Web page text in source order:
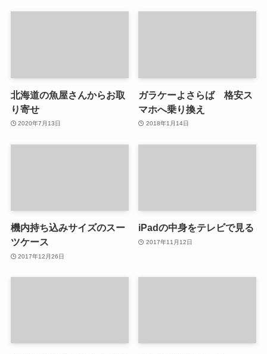
北海道の魚屋さんからお取
り寄せ
2020年7月13日
ガラケーよさらば 格安ス
マホへ乗り換え
2018年1月14日
機内持ち込みサイズのスー
ツケース
2017年12月26日
iPadの中身をテレビで見る
2017年11月12日